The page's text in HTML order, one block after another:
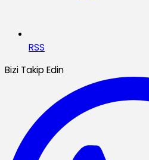
RSS
Bizi Takip Edin